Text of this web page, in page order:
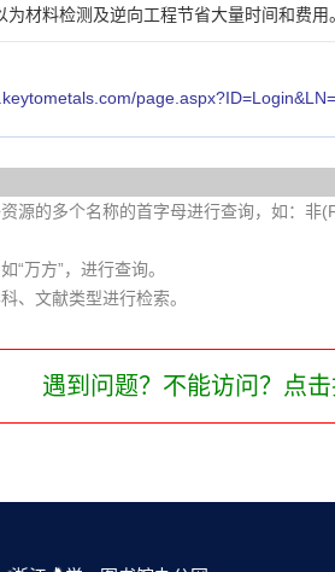
为材料检测及逆向工程节省大量时间和费用
源的多个名称的首字母进行查询，如：
“万方”，进行查询。
、文献类型进行检索。
遇到问题？不能访问？点